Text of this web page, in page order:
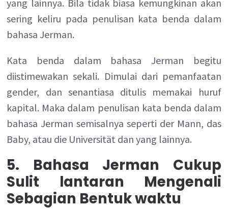
yang lainnya. Bila tidak biasa kemungkinan akan
sering keliru pada penulisan kata benda dalam
bahasa Jerman.
Kata benda dalam bahasa Jerman begitu
diistimewakan sekali. Dimulai dari pemanfaatan
gender, dan senantiasa ditulis memakai huruf
kapital. Maka dalam penulisan kata benda dalam
bahasa Jerman semisalnya seperti der Mann, das
Baby, atau die Universität dan yang lainnya.
5. Bahasa Jerman Cukup
Sulit lantaran Mengenali
Sebagian Bentuk waktu